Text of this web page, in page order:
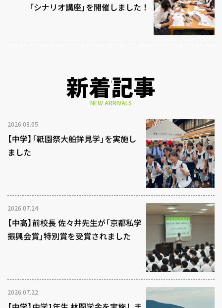
「シナリオ講座」を開催しました！
新着記事
NEW ARRIVALS
2026.08.05
【中学】「祇園祭大船鉾見学」を実施し
ました
2026.07.24
【中高】前校長 佐々井先生が「京都私学
振興会賞」特別賞を受賞されました
2026.07.22